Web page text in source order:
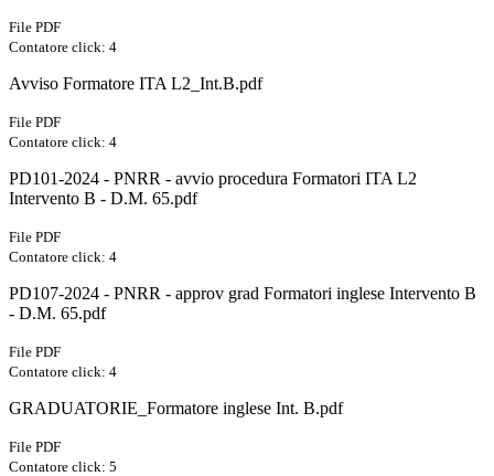
File PDF
Contatore click: 4
Avviso Formatore ITA L2_Int.B.pdf
File PDF
Contatore click: 4
PD101-2024 - PNRR - avvio procedura Formatori ITA L2
Intervento B - D.M. 65.pdf
File PDF
Contatore click: 4
PD107-2024 - PNRR - approv grad Formatori inglese Intervento B
- D.M. 65.pdf
File PDF
Contatore click: 4
GRADUATORIE_Formatore inglese Int. B.pdf
File PDF
Contatore click: 5